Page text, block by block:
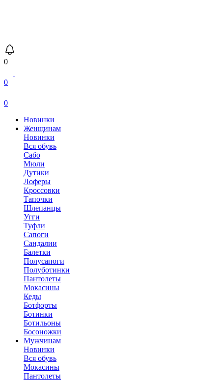
0
0
0
Новинки
Женщинам
Новинки
Вся обувь
Сабо
Мюли
Дутики
Лоферы
Кроссовки
Тапочки
Шлепанцы
Угги
Туфли
Сапоги
Сандалии
Балетки
Полусапоги
Полуботинки
Пантолеты
Мокасины
Кеды
Ботфорты
Ботинки
Ботильоны
Босоножки
Мужчинам
Новинки
Вся обувь
Мокасины
Пантолеты